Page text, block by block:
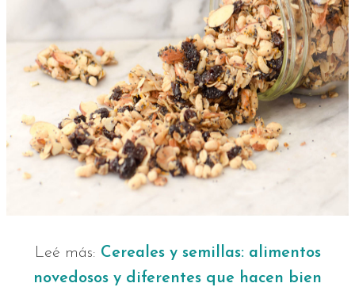
Leé más: Cereales y semillas: alimentos
novedosos y diferentes que hacen bien